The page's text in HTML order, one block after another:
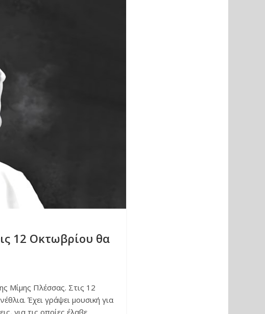
12 Οκτωβρίου θα
Μίμης Πλέσσας. Στις 12
Έχει γράψει μουσική για